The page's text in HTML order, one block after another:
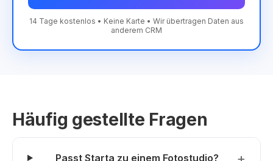
14 Tage kostenlos • Keine Karte • Wir übertragen Daten aus
anderem CRM
Häufig gestellte Fragen
Passt Starta zu einem Fotostudio?